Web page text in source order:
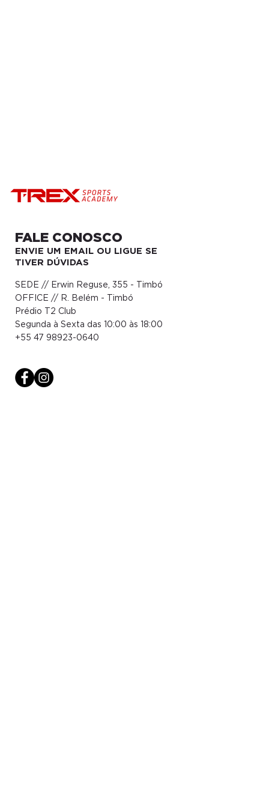
FALE CONOSCO
ENVIE UM EMAIL OU LIGUE SE
TIVER DÚVIDAS
SEDE // Erwin Reguse, 355 - Timbó
OFFICE // R. Belém - Timbó
Prédio T2 Club
Segunda à Sexta das 10:00 às 18:00
+55 47 98923-0640